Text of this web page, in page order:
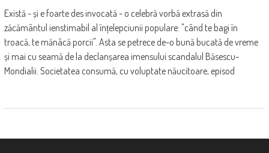
Există - și e foarte des invocată - o celebră vorbă extrasă din
zăcământul ienstimabil al înțelepciunii populare: "când te bagi în
troacă, te mănâcă porcii". Asta se petrece de-o bună bucată de vreme
și mai cu seamă de la declanșarea imensului scandalul Băsescu-
Mondialii. Societatea consumă, cu voluptate năucitoare, episod